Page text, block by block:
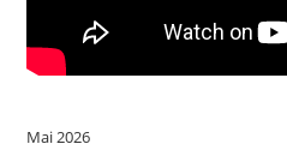
Mai 2026